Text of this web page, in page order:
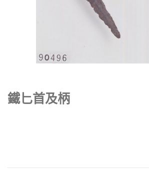
鐵匕首及柄